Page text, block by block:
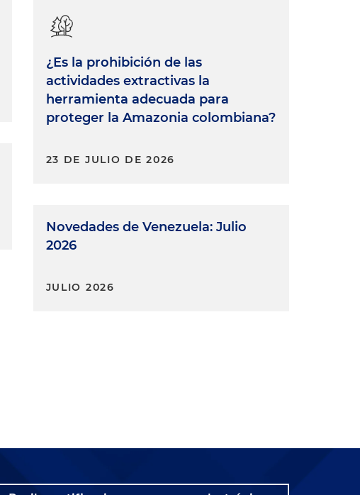
¿Es la prohibición de las
actividades extractivas la
herramienta adecuada para
proteger la Amazonia colombiana?
23 DE JULIO DE 2026
Novedades de Venezuela: Julio
2026
JULIO 2026